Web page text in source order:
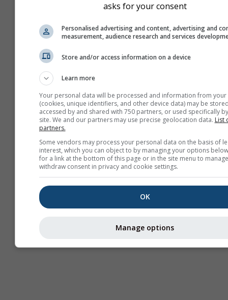
Креирајте нови
Више информација
asks for your consent
Personalised advertising and content, advertising and
measurement, audience research and services
Store and/or access information on a device
Learn more
Your personal data will be processed and information from your
(cookies, unique identifiers, and other device data) may be
accessed by and shared with 750 partners, or used specifically
site. We and our partners may use precise geolocation data. List
partners.
Some vendors may process your personal data on the basis of
interest, which you can object to by managing your options
for a link at the bottom of this page or in the site menu to
withdraw consent in privacy and cookie settings.
OK
Manage options